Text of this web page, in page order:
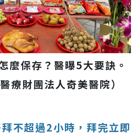
麼保存？醫曝5大要訣。
療財團法人奇美醫院）
不超過2小時，拜完立即